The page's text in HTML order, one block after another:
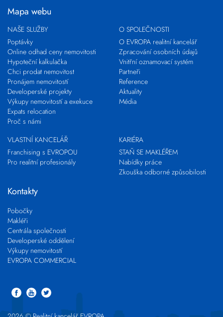
Mapa webu
NAŠE SLUŽBY
Poptávky
Online odhad ceny nemovitosti
Hypoteční kalkulačka
Chci prodat nemovitost
Pronájem nemovitostí
Developerské projekty
Výkupy nemovitostí a exekuce
Expats relocation
Proč s námi
O SPOLEČNOSTI
O EVROPA realitní kancelář
Zpracování osobních údajů
Vnitřní oznamovací systém
Partneři
Reference
Aktuality
Média
VLASTNÍ KANCELÁŘ
Franchising s EVROPOU
Pro realitní profesionály
KARIÉRA
STAŇ SE MAKLÉŘEM
Nabídky práce
Zkouška odborné způsobilosti
Kontakty
Pobočky
Makléři
Centrála společnosti
Developerské oddělení
Výkupy nemovitostí
EVROPA COMMERCIAL